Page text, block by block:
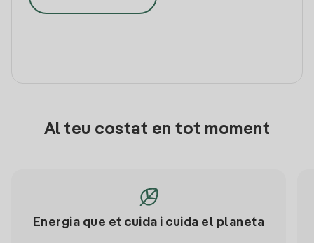
Al teu costat en tot moment
Energia que et cuida i cuida el planeta